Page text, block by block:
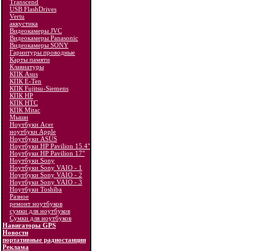
Transcend
USB FlashDrives
Vertu
аккустика
Видеокамеры JVC
Видеокамеры Panasonic
Видеокамеры SONY
Гарнитуры проводные
Карты памяти
Клавиатуры
КПК Asus
КПК E-Ten
КПК Fujitsu-Siemens
КПК HP
КПК HTC
КПК Mitac
Мыши
Ноутбуки Acer
ноутбуки Apple
Ноутбуки ASUS
Ноутбуки HP Pavilion 15.4"
Ноутбуки HP Pavilion 17"
Ноутбуки Sony
Ноутбуки Sony VAIO - 1
Ноутбуки Sony VAIO - 2
Ноутбуки Sony VAIO - 3
Ноутбуки Toshiba
Разное
ремонт ноутбуков
сумки для ноутбуков
Сумки для ноутбуков
Навигаторы GPS
Новости
портативные радиостанции
Реклама